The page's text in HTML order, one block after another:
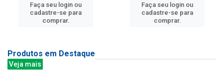
Faça seu login ou
cadastre-se para
comprar.
Faça seu login ou
cadastre-se para
comprar.
Produtos em Destaque
Veja mais